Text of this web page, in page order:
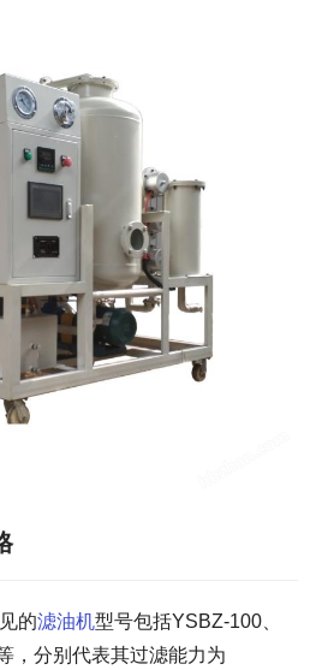
的滤油机型号包括YSBZ-100、
，分别代表其过滤能力为